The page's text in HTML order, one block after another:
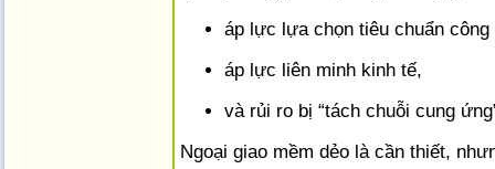
áp lực lựa chọn tiêu chuẩn công
áp lực liên minh kinh tế,
và rủi ro bị “tách chuỗi cung
Ngoại giao mềm dẻo là cần thiết,